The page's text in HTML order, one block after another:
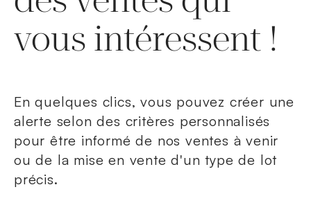
vous intéressent !
En quelques clics, vous pouvez créer une
alerte selon des critères personnalisés
pour être informé de nos ventes à venir
ou de la mise en vente d'un type de lot
précis.